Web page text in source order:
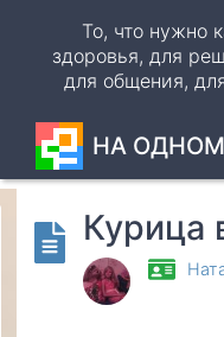
основному
содержанию
То, что нужно
здоровья, для
для общения,
НА
Курица